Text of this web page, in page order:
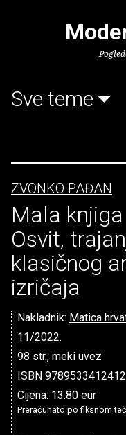
Sve teme
ZVONKO PAĐAN
Mala
Osvit,
klasičnog
izričaja
Nakladnik: Matica
11/2022.
98 str., meki uvez
ISBN 9789533412412
Cijena: 13.80 eur
Preračunato po fiksnom